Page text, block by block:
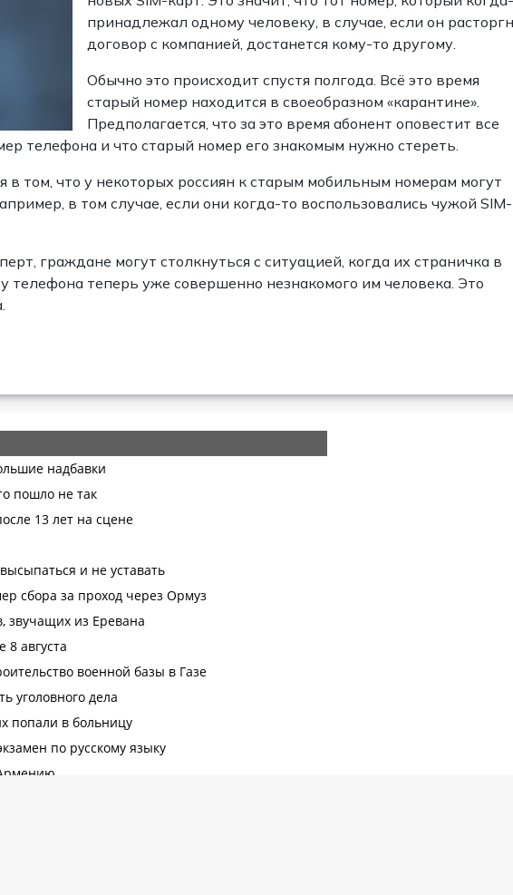
принадлежал одному человеку, в случае, если он
договор с компанией, достанется кому-то другому.
Обычно это происходит спустя полгода. Всё это время
старый номер находится в своеобразном «карантине».
Предполагается, что за это время абонент оповестит все
телефона и что старый номер его знакомым нужно стереть.
в том, что у некоторых россиян к старым мобильным номерам могут
в том случае, если они когда-то воспользовались чужой SIM-
граждане могут столкнуться с ситуацией, когда их страничка в
телефона теперь уже совершенно незнакомого им человека. Это